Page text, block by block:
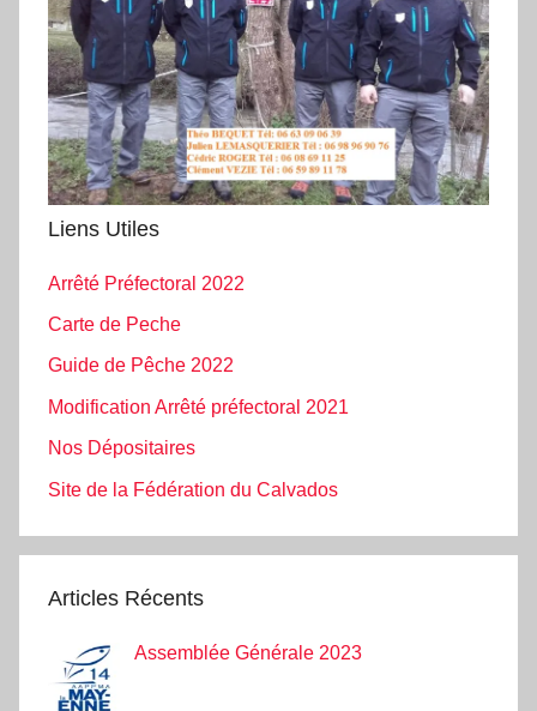
Liens Utiles
Arrêté Préfectoral 2022
Carte de Peche
Guide de Pêche 2022
Modification Arrêté préfectoral 2021
Nos Dépositaires
Site de la Fédération du Calvados
Articles Récents
Assemblée Générale 2023